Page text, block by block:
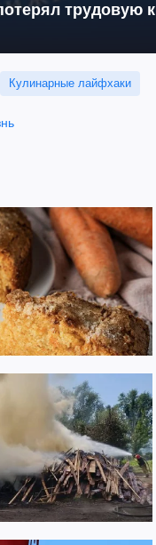
трудовую
Кулинарные лайфхаки